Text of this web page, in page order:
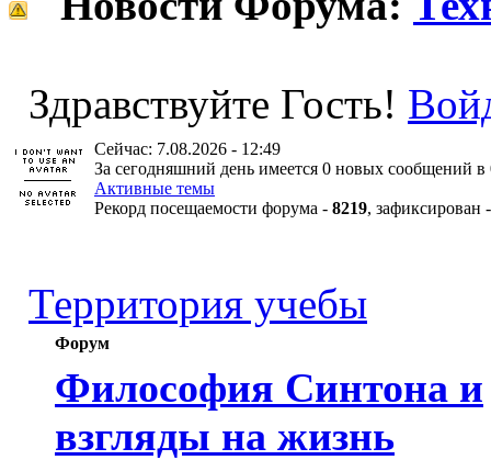
Здравствуйте Гость!
Сейчас: 7.08.2026 - 12:49
За сегодняшний день имеется 0 новых сообщений в
Активные темы
Рекорд посещаемости форума - 8219, зафиксирован
Территория учебы
Форум
Философия Синтона и
взгляды на жизнь